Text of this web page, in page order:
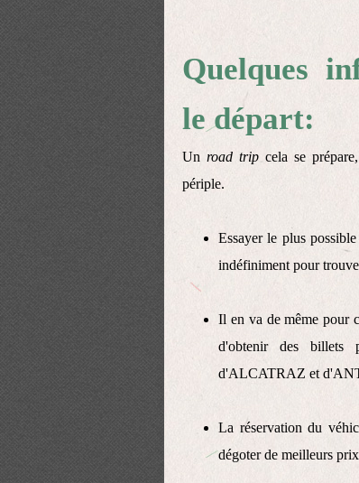
Quelques
le départ:
Un road trip cela se
périple.
Essayer le plus
indéfiniment pour
Il en va de même pour
d'obtenir des billets
d'ALCATRAZ et
La réservation du
dégoter de meilleurs